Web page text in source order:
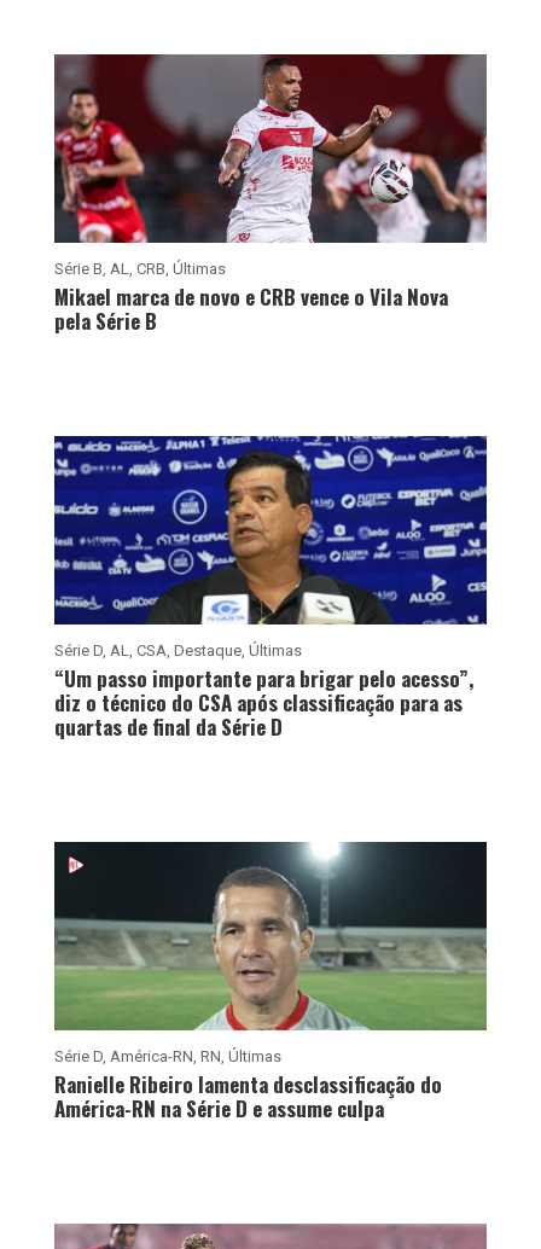
Série B AL CRB Últimas
Mikael marca de novo e CRB vence o Vila Nova
pela Série B
Série D, AL CSA Destaque, Últimas
“Um passo importante para brigar pelo acesso”,
diz o técnico do CSA após classificação para as
quartas de final da Série D
Série D, América-RN RN Últimas
Ranielle Ribeiro lamenta desclassificação do
América-RN na Série D e assume culpa